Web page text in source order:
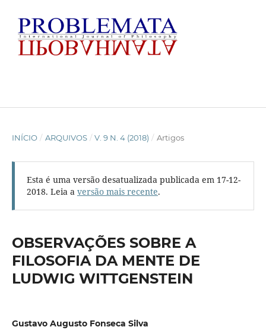
INÍCIO / ARQUIVOS / V. 9 N. 4 (2018) / Artigos
Esta é uma versão desatualizada publicada em 17-12-
2018. Leia a versão mais recente.
OBSERVAÇÕES SOBRE A
FILOSOFIA DA MENTE DE
LUDWIG WITTGENSTEIN
Gustavo Augusto Fonseca Silva